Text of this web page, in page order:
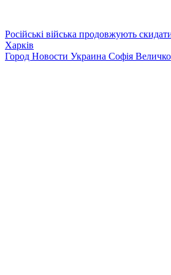
Російські війська продовжують
Харків
Город Новости Украина Софія Величко